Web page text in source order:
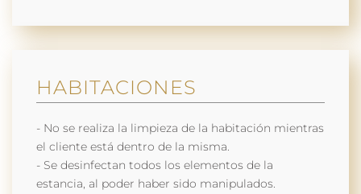
HABITACIONES
- No se realiza la limpieza de la habitación mientras
el cliente está dentro de la misma.
- Se desinfectan todos los elementos de la
estancia, al poder haber sido manipulados.